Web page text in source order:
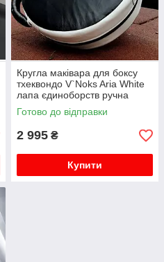
Кругла маківара для боксу
тхеквондо V`Noks Aria White
лапа єдиноборств ручна
велика з ручками шкіряна
Готово до відправки
2 995 ₴
Купити